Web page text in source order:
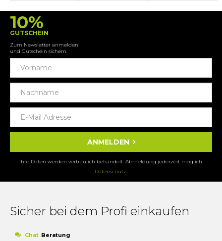
10%
GUTSCHEIN
Zum Newsletter anmelden
und Gutschein sichern.
ANMELDEN
Ihre Daten werden vertraulich behandelt. Abmeldung jederzeit möglich.
Datenschutz.
Sicher bei dem Profi einkaufen
Chat Beratung